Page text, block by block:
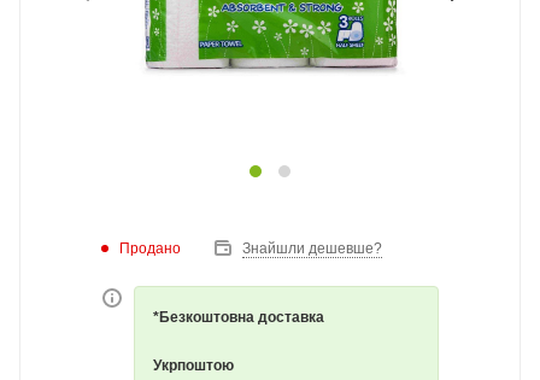
Продано Знайшли дешевше?
*Безкоштовна доставка
Укрпоштою